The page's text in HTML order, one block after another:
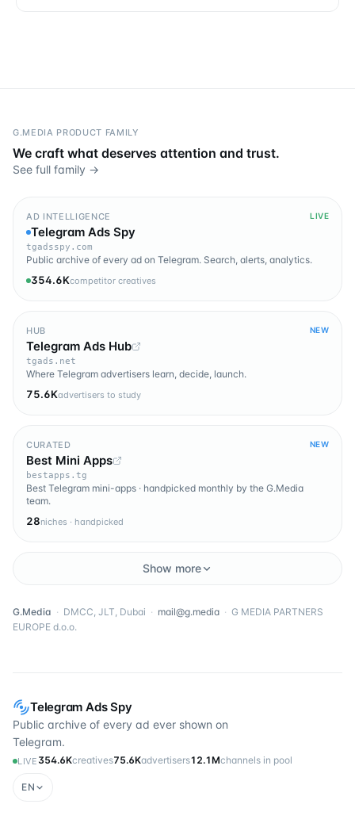
Telegram Ads Spy
Public archive of every ad ever shown on
Telegram.
LIVE 354.6Kcreatives75.6Kadvertisers12.1Mchannels in pool
EN
G.MEDIA PRODUCT FAMILY
We craft what deserves attention and trust.
See full family →
AD INTELLIGENCE LIVE
Telegram Ads Spy
tgadsspy.com
Public archive of every ad on Telegram. Search, alerts, analytics.
354.6Kcompetitor creatives
HUB NEW
Telegram Ads Hub
tgads.net
Where Telegram advertisers learn, decide, launch.
75.6Kadvertisers to study
CURATED NEW
Best Mini Apps
bestapps.tg
Best Telegram mini-apps · handpicked monthly by the G.Media
team.
28niches · handpicked
Show more
G.Media · DMCC, JLT, Dubai · mail@g.media · G MEDIA PARTNERS
EUROPE d.o.o.